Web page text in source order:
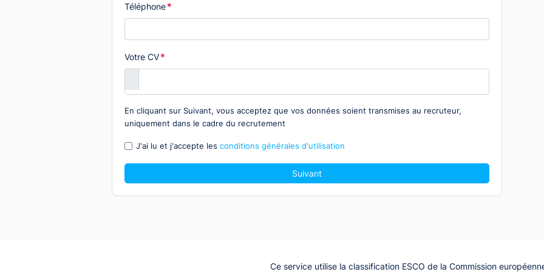
Téléphone*
Votre CV*
En cliquant sur Suivant, vous acceptez que vos données soient transmises au recruteur,
uniquement dans le cadre du recrutement
J'ai lu et j'accepte lesconditions générales d'utilisation
Suivant
Ce service utilise la classification ESCO de la Commission